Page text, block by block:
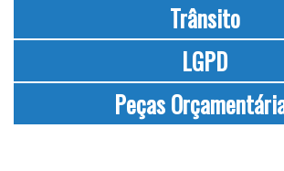
Trânsito
LGPD
Peças